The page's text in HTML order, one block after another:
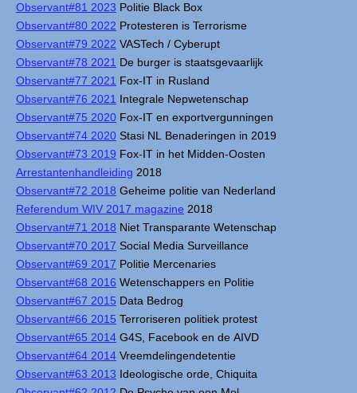
Observant#81 2023 Politie Black Box
Observant#80 2022 Protesteren is Terrorisme
Observant#79 2022 VASTech / Cyberupt
Observant#78 2021 De burger is staatsgevaarlijk
Observant#77 2021 Fox-IT in Rusland
Observant#76 2021 Integrale Nepwetenschap
Observant#75 2020 Fox-IT en exportvergunningen
Observant#74 2020 Stasi NL Benaderingen in 2019
Observant#73 2019 Fox-IT in het Midden-Oosten
Arrestantenhandleiding 2018
Observant#72 2018 Geheime politie van Nederland
Referendum WIV 2017 magazine 2018
Observant#71 2018 Niet Transparante Wetenschap
Observant#70 2017 Social Media Surveillance
Observant#69 2017 Politie Mercenaries
Observant#68 2016 Wetenschappers en Politie
Observant#67 2015 Data Bedrog
Observant#66 2015 Terroriseren politiek protest
Observant#65 2014 G4S, Facebook en de AIVD
Observant#64 2014 Vreemdelingendetentie
Observant#63 2013 Ideologische orde, Chiquita